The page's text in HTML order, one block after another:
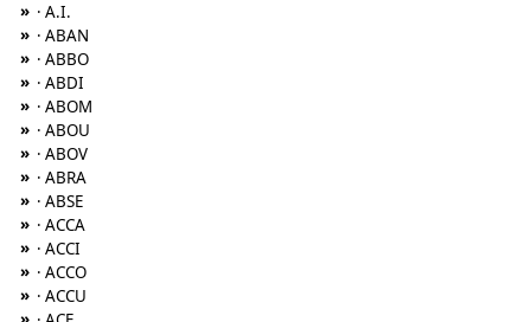
» · A.I.
» · ABAN
» · ABBO
» · ABDI
» · ABOM
» · ABOU
» · ABOV
» · ABRA
» · ABSE
» · ACCA
» · ACCI
» · ACCO
» · ACCU